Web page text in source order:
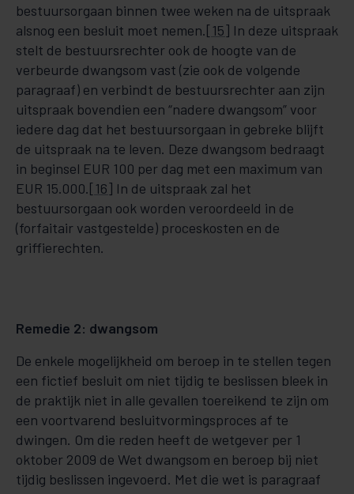
bestuursorgaan binnen twee weken na de uitspraak
alsnog een besluit moet nemen.[15] In deze uitspraak
stelt de bestuursrechter ook de hoogte van de
verbeurde dwangsom vast (zie ook de volgende
paragraaf) en verbindt de bestuursrechter aan zijn
uitspraak bovendien een “nadere dwangsom” voor
iedere dag dat het bestuursorgaan in gebreke blijft
de uitspraak na te leven. Deze dwangsom bedraagt
in beginsel EUR 100 per dag met een maximum van
EUR 15.000.[16] In de uitspraak zal het
bestuursorgaan ook worden veroordeeld in de
(forfaitair vastgestelde) proceskosten en de
griffierechten.
Remedie 2: dwangsom
De enkele mogelijkheid om beroep in te stellen tegen
een fictief besluit om niet tijdig te beslissen bleek in
de praktijk niet in alle gevallen toereikend te zijn om
een voortvarend besluitvormingsproces af te
dwingen. Om die reden heeft de wetgever per 1
oktober 2009 de Wet dwangsom en beroep bij niet
tijdig beslissen ingevoerd. Met die wet is paragraaf